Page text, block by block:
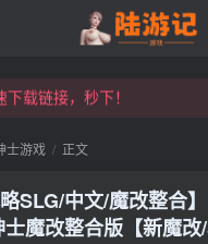
页，点此打开：https://
，点此打开：https://
士游戏 正文
略SLG/中文/魔改整合
魔改整合版【新魔改/